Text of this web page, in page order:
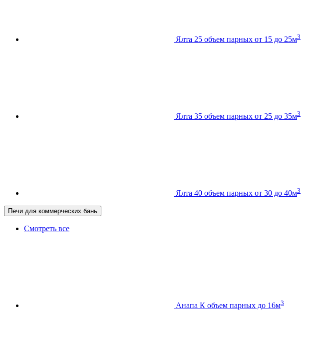
Ялта 25 объем парных от 15 до 25м3
Ялта 35 объем парных от 25 до 35м3
Ялта 40 объем парных от 30 до 40м3
Печи для коммерческих бань
Смотреть все
Анапа К объем парных до 16м3